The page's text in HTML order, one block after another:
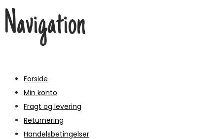
Navigation
Forside
Min konto
Fragt og levering
Returnering
Handelsbetingelser